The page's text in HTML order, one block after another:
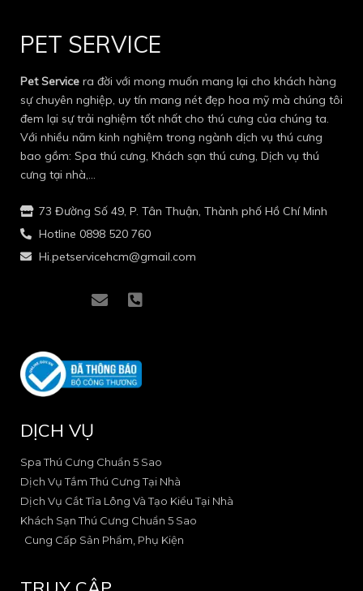
PET SERVICE
Pet Service ra đời với mong muốn mang lại cho khách hàng
sự chuyên nghiệp, uy tín mang nét đẹp hoa mỹ mà chúng tôi
đem lại sự trải nghiệm tốt nhất cho thú cưng của chúng ta.
Với nhiều năm kinh nghiệm trong ngành dịch vụ thú cưng
bao gồm: Spa thú cưng, Khách sạn thú cưng, Dịch vụ thú
cưng tại nhà,…
73 Đường Số 49, P. Tân Thuận, Thành phố Hồ Chí Minh
Hotline 0898 520 760
Hi.petservicehcm@gmail.com
-
f
a
c
b
o
k
-
2
i
n
a
r
a
m
-
1
n
o
p
h
-
s
e
-
a
l
t
DỊCH VỤ
Spa Thú Cưng Chuẩn 5 Sao
Dịch Vụ Tắm Thú Cưng Tại Nhà
Dịch Vụ Cắt Tỉa Lông Và Tạo Kiểu Tại Nhà
Khách Sạn Thú Cưng Chuẩn 5 Sao
Cung Cấp Sản Phẩm, Phụ Kiện